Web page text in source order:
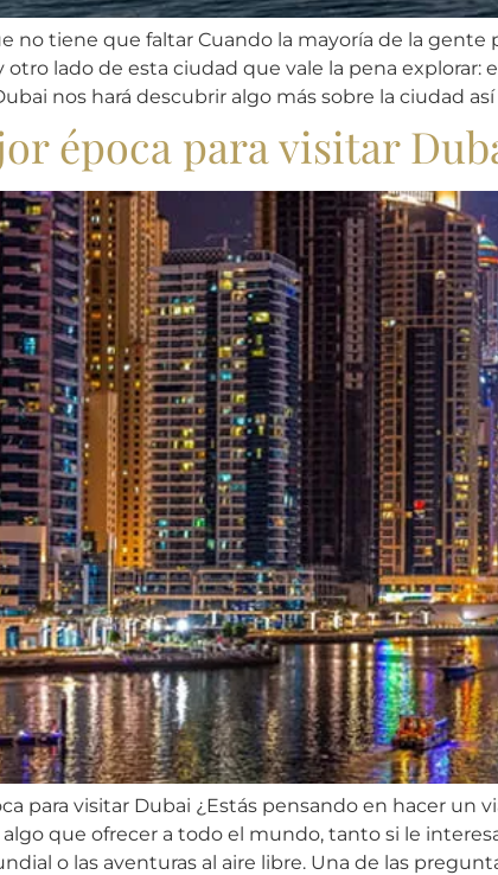
no tiene que faltar Cuando la mayoría de la gente
otro lado de esta ciudad que vale la pena explorar:
nos hará descubrir algo más sobre la ciudad así
época para visitar
para visitar Dubai ¿Estás pensando en hacer un
que ofrecer a todo el mundo, tanto si le
o las aventuras al aire libre. Una de las